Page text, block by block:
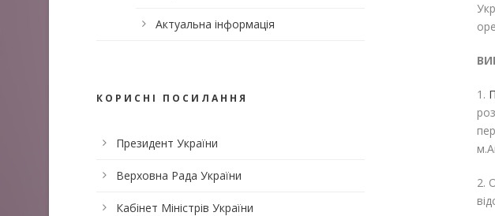
1.
2.
Актуальна інформація
КОРИСНІ ПОСИЛАННЯ
Президент України
Верховна Рада України
Кабінет Міністрів України